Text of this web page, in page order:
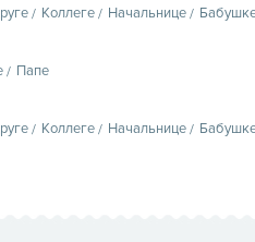
Коллеге Начальнице
Папе
Коллеге Начальнице